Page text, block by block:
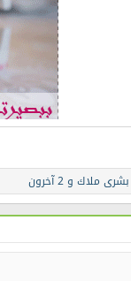
بشرى ملاك و 2 آخرون